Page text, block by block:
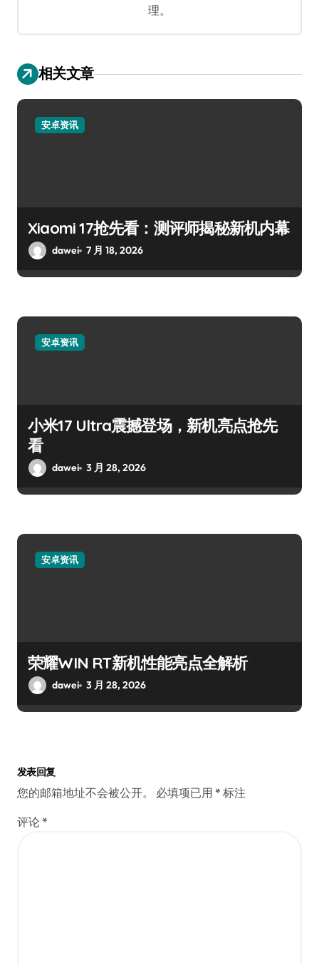
理。
相关文章
安卓资讯
Xiaomi 17抢先看：测评师揭秘新机内幕
dawei 7 月 18, 2026
安卓资讯
小米17 Ultra震撼登场，新机亮点抢先
看
dawei 3 月 28, 2026
安卓资讯
荣耀WIN RT新机性能亮点全解析
dawei 3 月 28, 2026
发表回复
您的邮箱地址不会被公开。 必填项已用 * 标注
评论 *